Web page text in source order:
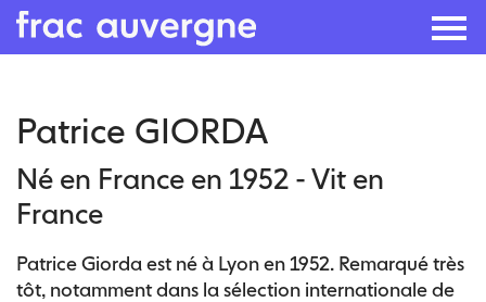
content
Patrice GIORDA
Né en France en 1952 - Vit en
France
Patrice Giorda est né à Lyon en 1952. Remarqué très
tôt, notamment dans la sélection internationale de